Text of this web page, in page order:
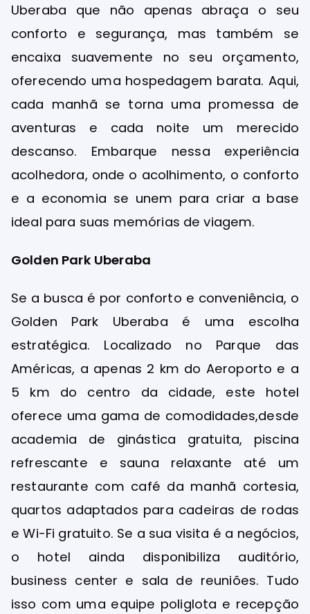
Uberaba que não apenas abraça o seu
conforto e segurança, mas também se
encaixa suavemente no seu orçamento,
oferecendo uma hospedagem barata. Aqui,
cada manhã se torna uma promessa de
aventuras e cada noite um merecido
descanso. Embarque nessa experiência
acolhedora, onde o acolhimento, o conforto
e a economia se unem para criar a base
ideal para suas memórias de viagem.
Golden Park Uberaba
Se a busca é por conforto e conveniência, o
Golden Park Uberaba é uma escolha
estratégica. Localizado no Parque das
Américas, a apenas 2 km do Aeroporto e a
5 km do centro da cidade, este hotel
oferece uma gama de comodidades,desde
academia de ginástica gratuita, piscina
refrescante e sauna relaxante até um
restaurante com café da manhã cortesia,
quartos adaptados para cadeiras de rodas
e Wi-Fi gratuito. Se a sua visita é a negócios,
o hotel ainda disponibiliza auditório,
business center e sala de reuniões. Tudo
isso com uma equipe poliglota e recepção